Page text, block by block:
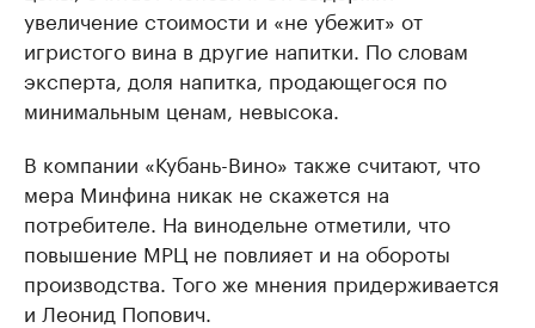
увеличение стоимости и «не убежит» от
игристого вина в другие напитки. По словам
эксперта, доля напитка, продающегося по
минимальным ценам, невысока.
В компании «Кубань-Вино» также считают, что
мера Минфина никак не скажется на
потребителе. На винодельне отметили, что
повышение МРЦ не повлияет и на обороты
производства. Того же мнения придерживается
и Леонид Попович.